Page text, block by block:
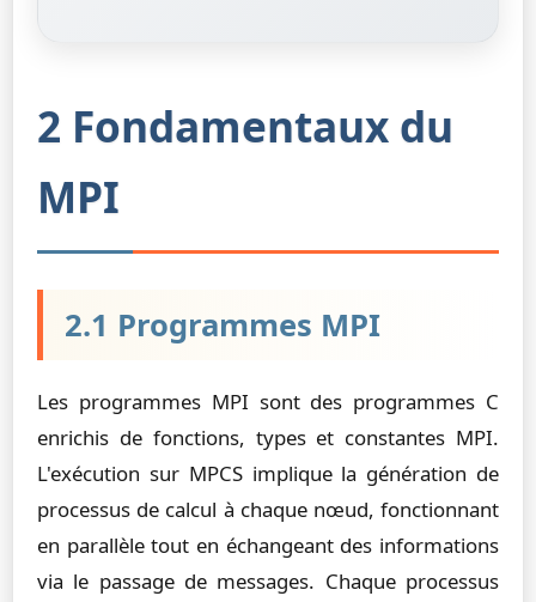
2 Fondamentaux du
MPI
2.1 Programmes MPI
Les programmes MPI sont des programmes C
enrichis de fonctions, types et constantes MPI.
L'exécution sur MPCS implique la génération de
processus de calcul à chaque nœud, fonctionnant
en parallèle tout en échangeant des informations
via le passage de messages. Chaque processus